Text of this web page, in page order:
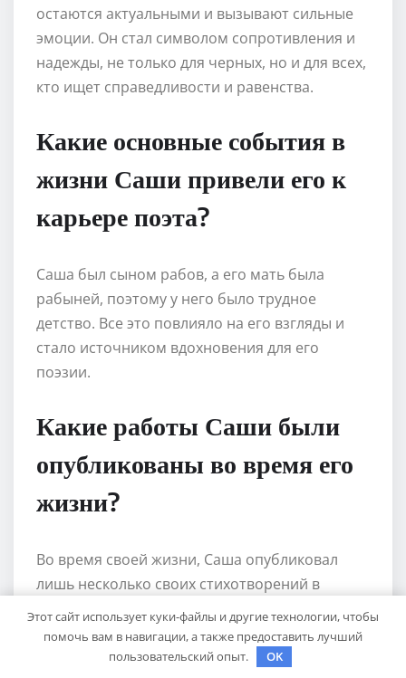
остаются актуальными и вызывают сильные
эмоции. Он стал символом сопротивления и
надежды, не только для черных, но и для всех,
кто ищет справедливости и равенства.
Какие основные события в
жизни Саши привели его к
карьере поэта?
Саша был сыном рабов, а его мать была
рабыней, поэтому у него было трудное
детство. Все это повлияло на его взгляды и
стало источником вдохновения для его
поэзии.
Какие работы Саши были
опубликованы во время его
жизни?
Во время своей жизни, Саша опубликовал
лишь несколько своих стихотворений в
литературных журналах. Его полные собрания
стихов были опубликованы после его смерти.
Этот сайт использует куки-файлы и другие технологии, чтобы
помочь вам в навигации, а также предоставить лучший
пользовательский опыт.
OK